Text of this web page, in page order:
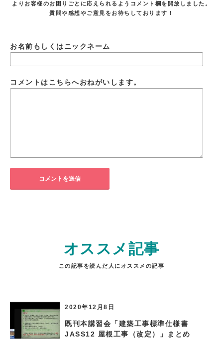
よりお客様のお困りごとに応えられるようコメント欄を開放しました。
質問や感想やご意見をお待ちしております！
お名前もしくはニックネーム
コメントはこちらへおねがいします。
オススメ記事
この記事を読んだ人にオススメの記事
2020年12月8日
既刊本講習会「建築工事標準仕様書
JASS12 屋根工事（改定）」まとめ